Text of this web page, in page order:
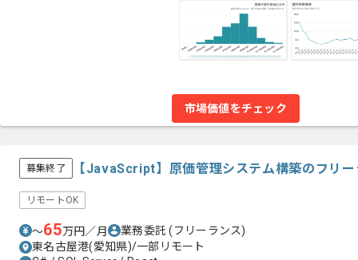
市場価値をチェック
募集終了 【JavaScript】原価管理システム構築のフリ
リモートOK
〜65万円／月 業務委託(フリーランス)
東名古屋港(愛知県)/一部リモート